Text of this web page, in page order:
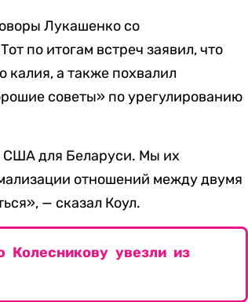
Лукашенко со
по итогам встреч заявил, что
калия, а также похвалил
советы» по урегулированию
США для Беларуси. Мы их
отношений между двумя
— сказал Коул.
Колесникову увезли из